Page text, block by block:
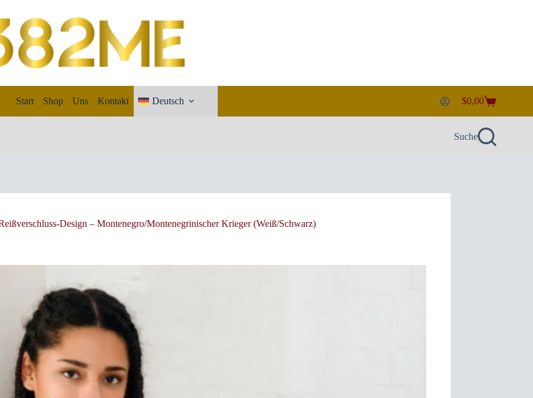
Start Shop Uns Kontakt Deutsch Warenkorb
$0,00
Suche
Design – Montenegro/Montenegrinischer Krieger (Weiß/Schwarz)